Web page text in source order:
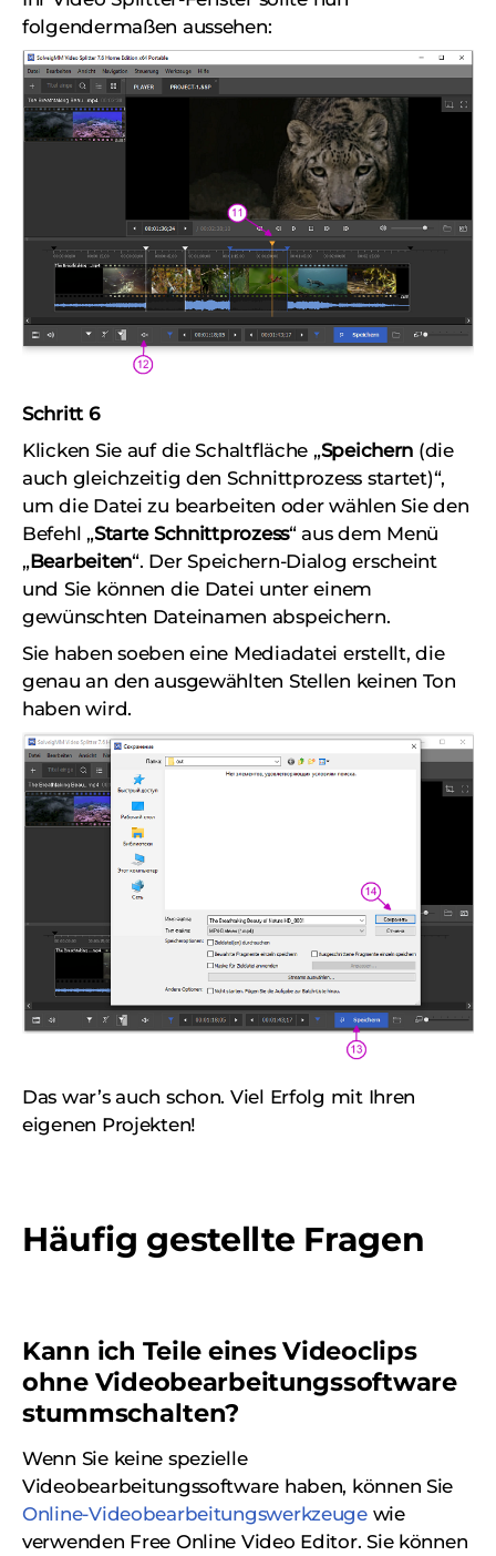
folgendermaßen aussehen:
Schritt 6
Klicken Sie auf die Schaltfläche „Speichern (die
auch gleichzeitig den Schnittprozess startet)“,
um die Datei zu bearbeiten oder wählen Sie den
Befehl „Starte Schnittprozess“ aus dem Menü
„Bearbeiten“. Der Speichern-Dialog erscheint
und Sie können die Datei unter einem
gewünschten Dateinamen abspeichern.
Sie haben soeben eine Mediadatei erstellt, die
genau an den ausgewählten Stellen keinen Ton
haben wird.
Das war’s auch schon. Viel Erfolg mit Ihren
eigenen Projekten!
Häufig gestellte Fragen
Kann ich Teile eines Videoclips
ohne Videobearbeitungssoftware
stummschalten?
Wenn Sie keine spezielle
Videobearbeitungssoftware haben, können Sie
Online-Videobearbeitungswerkzeugewie
verwenden Free Online Video Editor. Sie können